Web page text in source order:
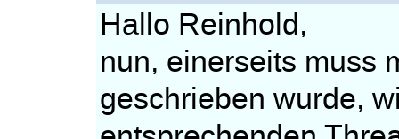
Hallo Reinhold,
nun, einerseits muss
geschrieben wurde,